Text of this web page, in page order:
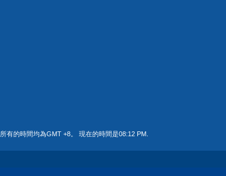
所有的時間均為GMT +8。 現在的時間是08:12 PM